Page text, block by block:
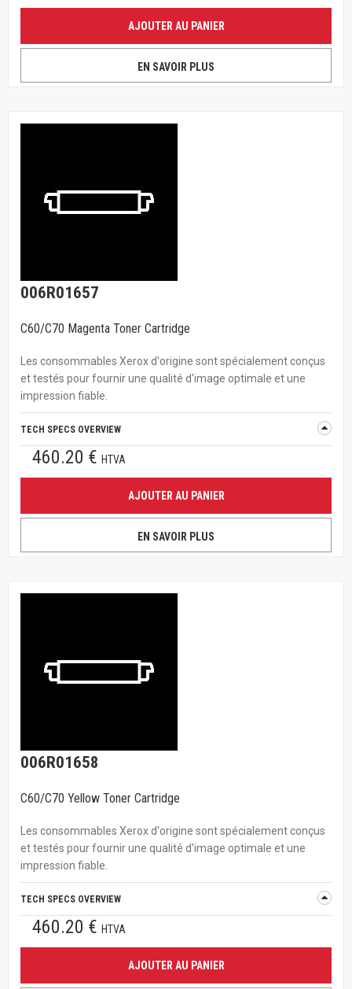
AJOUTER AU PANIER
EN SAVOIR PLUS
006R01657
C60/C70 Magenta Toner Cartridge
Les consommables Xerox d'origine sont spécialement conçus
et testés pour fournir une qualité d'image optimale et une
impression fiable.
TECH SPECS OVERVIEW
460.20 € HTVA
AJOUTER AU PANIER
EN SAVOIR PLUS
006R01658
C60/C70 Yellow Toner Cartridge
Les consommables Xerox d'origine sont spécialement conçus
et testés pour fournir une qualité d'image optimale et une
impression fiable.
TECH SPECS OVERVIEW
460.20 € HTVA
AJOUTER AU PANIER